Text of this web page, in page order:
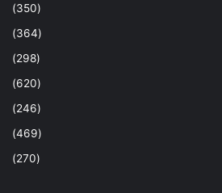
(350)
(364)
(298)
(620)
(246)
(469)
(270)